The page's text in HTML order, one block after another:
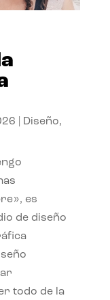
Diseño,
es
de diseño
todo de la